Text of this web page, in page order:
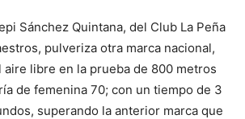
Sánchez Quintana, del Club La Peña
pulveriza otra marca nacional,
aire libre en la prueba de 800 metros
de femenina 70; con un tiempo de 3
superando la anterior marca que